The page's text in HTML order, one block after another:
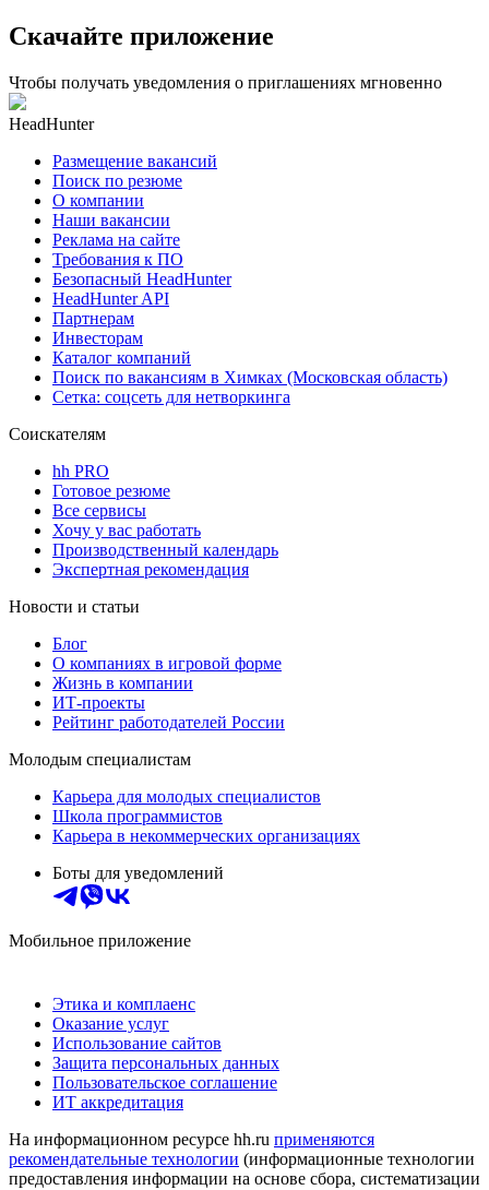
Скачайте приложение
Чтобы получать уведомления о приглашениях мгновенно
HeadHunter
Размещение вакансий
Поиск по резюме
О компании
Наши вакансии
Реклама на сайте
Требования к ПО
Безопасный HeadHunter
HeadHunter API
Партнерам
Инвесторам
Каталог компаний
Поиск по вакансиям в Химках (Московская область)
Сетка: соцсеть для нетворкинга
Соискателям
hh PRO
Готовое резюме
Все сервисы
Хочу у вас работать
Производственный календарь
Экспертная рекомендация
Новости и статьи
Блог
О компаниях в игровой форме
Жизнь в компании
ИТ-проекты
Рейтинг работодателей России
Молодым специалистам
Карьера для молодых специалистов
Школа программистов
Карьера в некоммерческих организациях
Боты для уведомлений
Мобильное приложение
Этика и комплаенс
Оказание услуг
Использование сайтов
Защита персональных данных
Пользовательское соглашение
ИТ аккредитация
На информационном ресурсе hh.ru применяются
рекомендательные технологии (информационные технологии
предоставления информации на основе сбора, систематизации